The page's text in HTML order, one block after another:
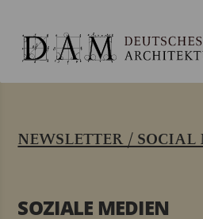
NEWSLETTER /
SOZIALE MEDIEN